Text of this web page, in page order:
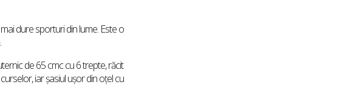
dure sporturi din lume. Este o
de 65 cmc cu 6 trepte, răcit
iar șasiul ușor din oțel cu